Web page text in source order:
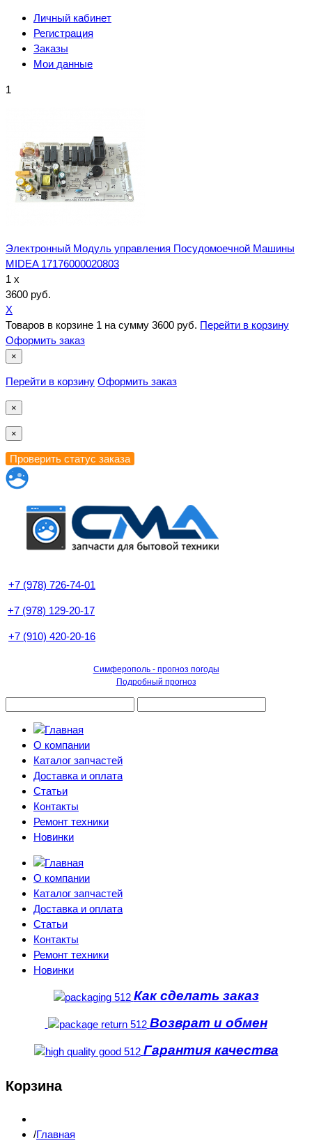
Личный кабинет
Регистрация
Заказы
Мои данные
1
Электронный Модуль управления Посудомоечной Машины
MIDEA 17176000020803
1 x
3600 руб.
X
Товаров в корзине 1 на сумму 3600 руб. Перейти в корзину
Оформить заказ
×
Перейти в корзину Оформить заказ
×
×
+7 (978) 726-74-01
+7 (978) 129-20-17
+7 (910) 420-20-16
Симферополь - прогноз погоды
Подробный прогноз
О компании
Каталог запчастей
Доставка и оплата
Статьи
Контакты
Ремонт техники
Новинки
О компании
Каталог запчастей
Доставка и оплата
Статьи
Контакты
Ремонт техники
Новинки
Как сделать заказ
Возврат и обмен
Гарантия качества
Корзина
Главная